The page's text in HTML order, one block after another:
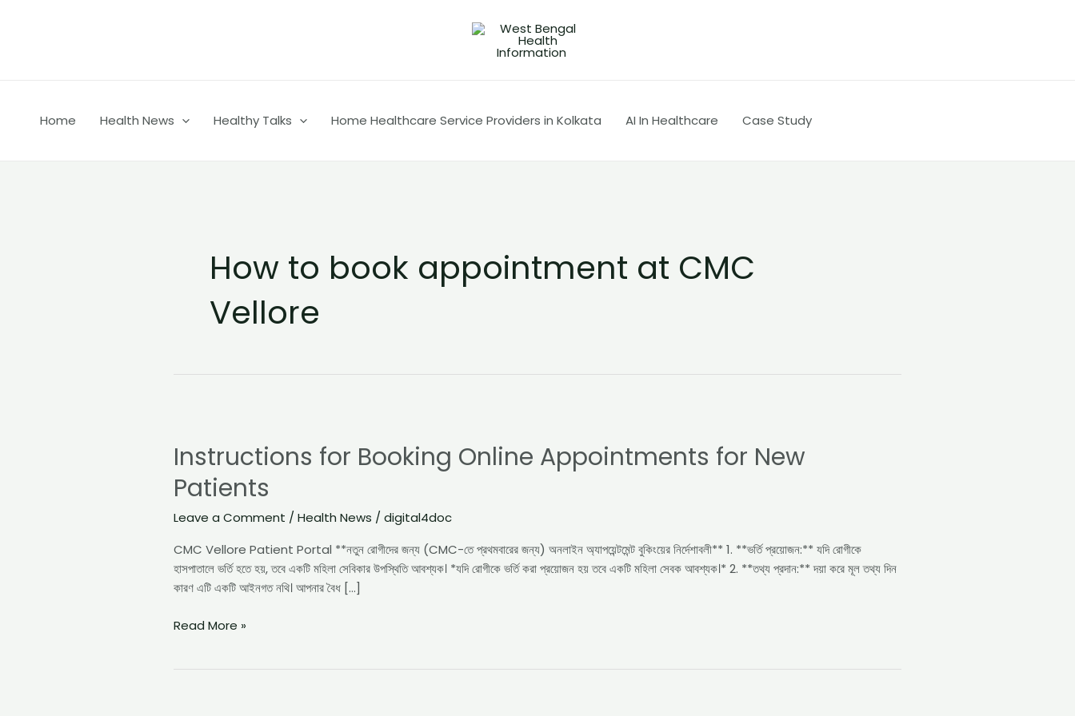
Home Health News Healthy Talks Home Healthcare Service Providers in Kolkata AI In Healthcare Case Study
How to book appointment at CMC
Vellore
Instructions for Booking Online Appointments for New
Patients
Leave a Comment / Health News / digital4doc
CMC Vellore Patient Portal **নতুন রোগীদের জন্য (CMC-তে প্রথমবারের জন্য) অনলাইন অ্যাপয়েন্টমেন্ট বুকিংয়ের নির্দেশাবলী** 1. **ভর্তি প্রয়োজন:** যদি রোগীকে
হাসপাতালে ভর্তি হতে হয়, তবে একটি মহিলা সেবিকার উপস্থিতি আবশ্যক। *যদি রোগীকে ভর্তি করা প্রয়োজন হয় তবে একটি মহিলা সেবক আবশ্যক।* 2. **তথ্য প্রদান:** দয়া করে মূল তথ্য দিন
কারণ এটি একটি আইনগত নথি। আপনার বৈধ […]
Booking
Online
Appointments
Patients
Read More »